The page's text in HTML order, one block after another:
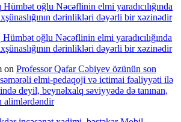
oğlu Nəcəflinin elmi yaradıcılığında
dərinlikləri dəyərli bir xəzinədir
oğlu Nəcəflinin elmi yaradıcılığında
dərinlikləri dəyərli bir xəzinədir
on Professor Qafar Cəbiyev özünün son
elmi-pedaqoji və ictimai fəaliyyəti ilə
deyil, beynəlxalq səviyyədə də tanınan,
alimlərdəndir